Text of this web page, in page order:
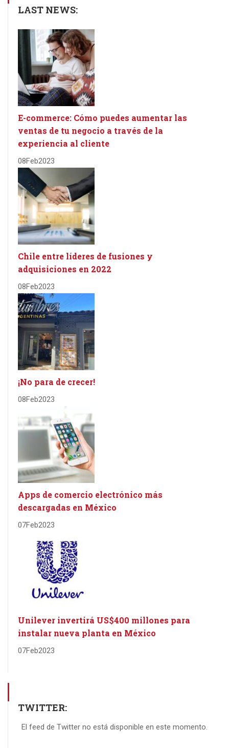
LAST NEWS:
E-commerce: Cómo puedes aumentar las
ventas de tu negocio a través de la
experiencia al cliente
08Feb2023
Chile entre líderes de fusiones y
adquisiciones en 2022
08Feb2023
¡No para de crecer!
08Feb2023
Apps de comercio electrónico más
descargadas en México
07Feb2023
Unilever invertirá US$400 millones para
instalar nueva planta en México
07Feb2023
TWITTER:
El feed de Twitter no está disponible en este momento.